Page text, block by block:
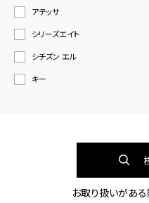
アテッサ
シリーズエイト
シチズン エル
キー
お取り扱いがある